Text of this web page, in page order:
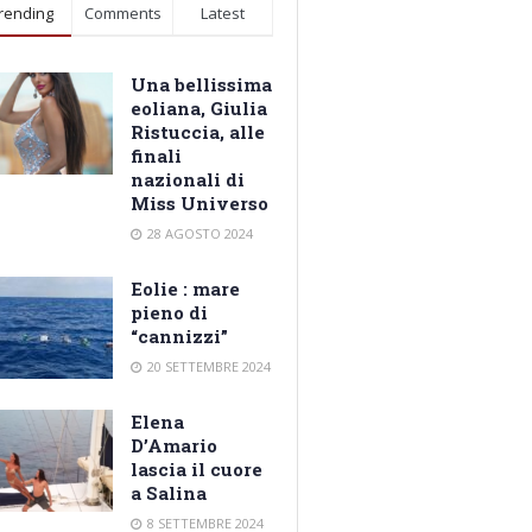
Comments Latest
Una bellissima
eoliana, Giulia
Ristuccia, alle
finali
nazionali di
Miss Universo
28 AGOSTO 2024
Eolie : mare
pieno di
“cannizzi”
20 SETTEMBRE 2024
Elena
D’Amario
lascia il cuore
a Salina
8 SETTEMBRE 2024